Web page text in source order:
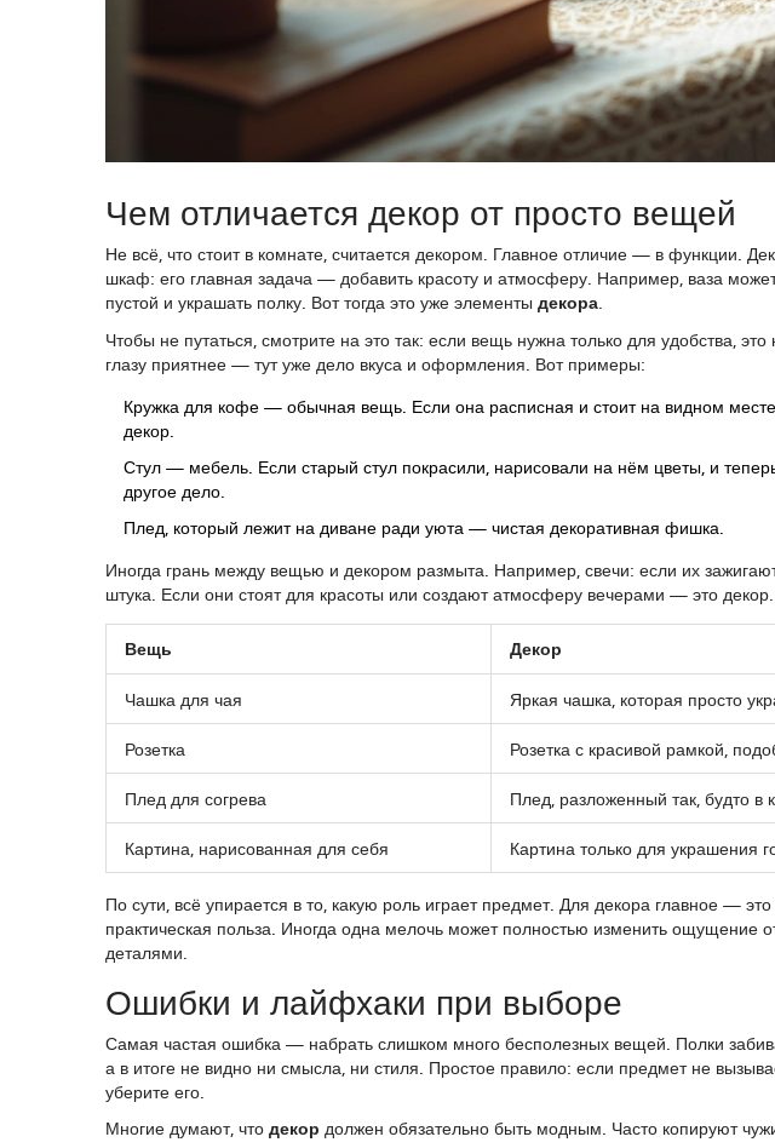
Чем отличается декор от просто вещей
Не всё, что стоит в комнате, считается декором. Главное отличие — в функции.
шкаф: его главная задача — добавить красоту и атмосферу. Например, ваза
пустой и украшать полку. Вот тогда это уже элементы декора
Чтобы не путаться, смотрите на это так: если вещь нужна только для удобства,
глазу приятнее — тут уже дело вкуса и оформления. Вот примеры:
Кружка для кофе — обычная вещь. Если она расписная и стоит на видном
декор.
Стул — мебель. Если старый стул покрасили, нарисовали на нём цветы, и
другое дело.
Плед, который лежит на диване ради уюта — чистая декоративная фишка.
Иногда грань между вещью и декором размыта. Например, свечи: если их
штука. Если они стоят для красоты или создают атмосферу вечерами — это декор.
Вещь Декор
Чашка для чая Яркая чашка, которая просто
Розетка Розетка с красивой рамкой,
Плед для согрева Плед, разложенный так, будто в
Картина, нарисованная для себя Картина только для украшения
По сути, всё упирается в то, какую роль играет предмет. Для декора главное —
практическая польза. Иногда одна мелочь может полностью изменить ощущение
деталями.
Ошибки и лайфхаки при выборе
Самая частая ошибка — набрать слишком много бесполезных вещей. Полки
а в итоге не видно ни смысла, ни стиля. Простое правило: если предмет не
уберите его.
Многие думают, что декор должен обязательно быть модным. Часто копируют